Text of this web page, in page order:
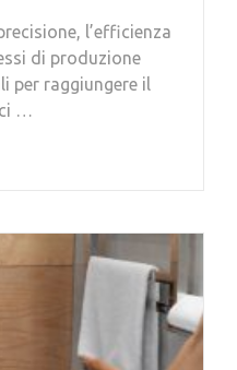
l’efficienza
di produzione
per raggiungere il
…